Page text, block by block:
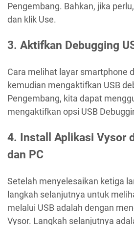
Pengembang. Bahkan, jika
dan klik Use.
3. Aktifkan Debugging
Cara melihat layar smartphone
kemudian mengaktifkan USB
Pengembang, kita dapat
mengaktifkan opsi USB
4. Install Aplikasi Vysor
dan PC
Setelah menyelesaikan ketiga
langkah selanjutnya untuk
melalui USB adalah dengan
Vysor. Langkah selanjutnya